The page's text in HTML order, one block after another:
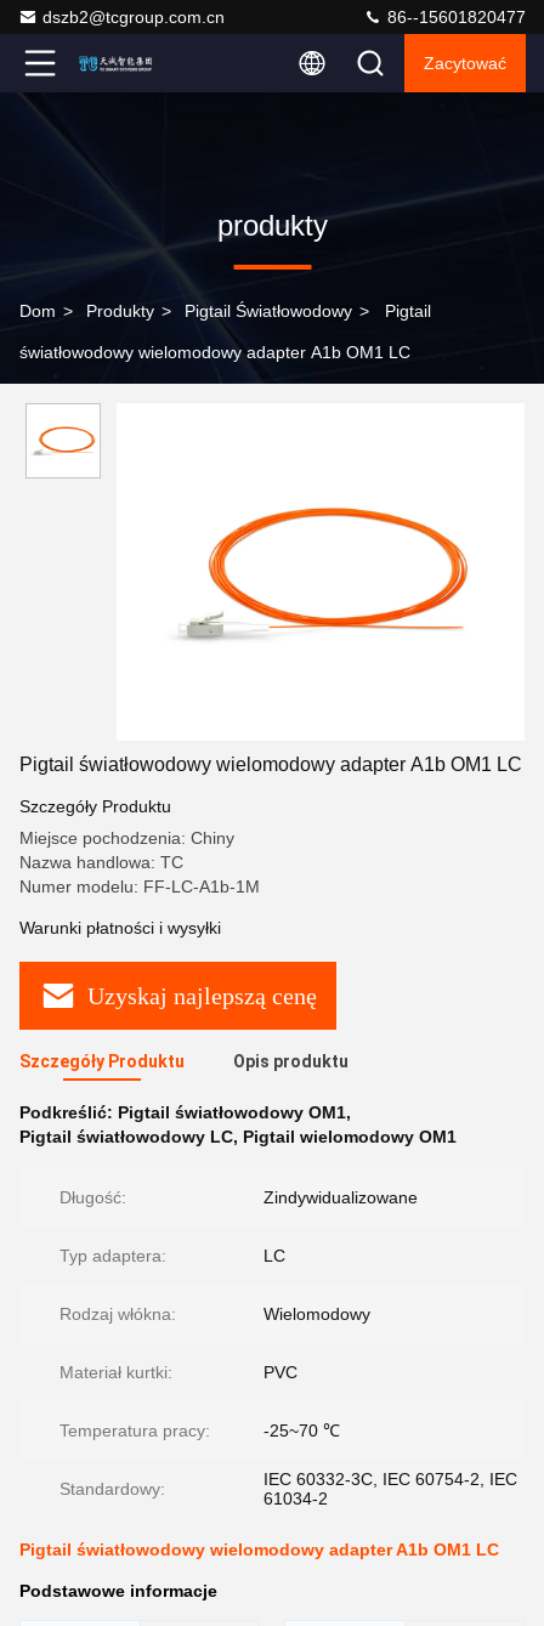
dszb2@tcgroup.com.cn 86--15601820477
Zacytować
produkty
Dom > Produkty > Pigtail Światłowodowy > Pigtail
światłowodowy wielomodowy adapter A1b OM1 LC
Pigtail światłowodowy wielomodowy adapter A1b OM1 LC
Szczegóły Produktu
Miejsce pochodzenia: Chiny
Nazwa handlowa: TC
Numer modelu: FF-LC-A1b-1M
Warunki płatności i wysyłki
Uzyskaj najlepszą cenę
Szczegóły Produktu Opis produktu
Podkreślić: Pigtail światłowodowy OM1,
Pigtail światłowodowy LC, Pigtail wielomodowy OM1
Długość: Zindywidualizowane
Typ adaptera: LC
Rodzaj włókna: Wielomodowy
Materiał kurtki: PVC
Temperatura pracy: -25~70 ℃
Standardowy:
IEC 60332-3C, IEC 60754-2, IEC
61034-2
Pigtail światłowodowy wielomodowy adapter A1b OM1 LC
Podstawowe informacje